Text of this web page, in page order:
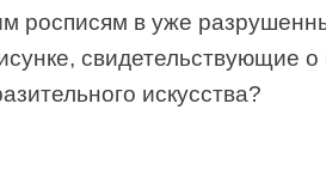
росписям в уже
свидетельствующие
искусства?